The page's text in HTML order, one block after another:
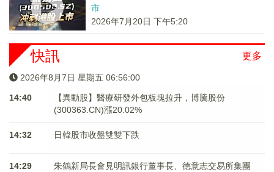
市
2026年7月20日 下午5:20
更多
快訊
2026年8月7日 星期五 06:56:00
14:40
【異動股】醫療研發外包板塊拉升，博騰股份
(300363.CN)漲20.02%
14:32 日韓股市收盤雙雙下跌
14:29
朱鶴新局長會見明訊銀行董事長、德意志交易所集團